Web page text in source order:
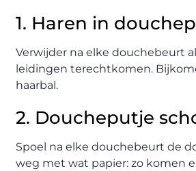
1. Haren in
Verwijder na elke douchebeurt
leidingen terechtkomen.
haarbal.
2. Doucheputje
Spoel na elke douchebeurt de
weg met wat papier: zo komen